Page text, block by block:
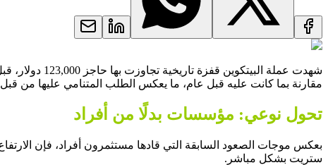
مقارنة بما كانت عليه قبل عام، ما يعكس الطلب المتنامي عليها من
تحول نوعي: مؤسسات بدلًا من أفراد
بعكس موجات الصعود السابقة التي قادها مستثمرون أفراد، فإن
ستريت بشكل مباشر.